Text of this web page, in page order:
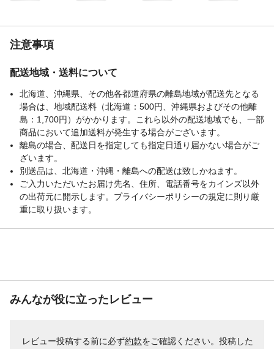
注意事項
配送地域・送料について
北海道、沖縄県、その他各都道府県の離島地域が配送先となる
場合は、地域配送料（北海道：500円、沖縄県およびその他離
島：1,700円）がかかります。これら以外の配送地域でも、一部
商品において追加送料が発生する場合がございます。
離島の場合、配送日を指定しても指定日通り届かない場合がご
ざいます。
別送品は、北海道・沖縄・離島への配送は致しかねます。
ご入力いただいたお届け先名、住所、電話番号をカインズ以外
の出荷元に開示します。プライバシーポリシーの規定に則り厳
重に取り扱います。
みんなが役に立ったレビュー
レビュー投稿する前に必ず約款をご確認ください。投稿した